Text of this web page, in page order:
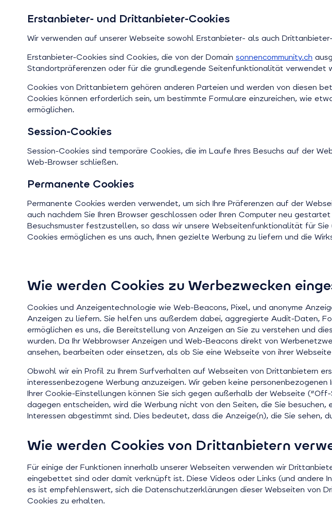
Erstanbieter- und Drittanbieter-Cookies
Wir verwenden auf unserer Webseite sowohl Erstanbieter- als auch
Erstanbieter-Cookies sind Cookies, die von der Domain sonnencommunity.ch
Standortpräferenzen oder für die grundlegende Seitenfunktionalität verwendet
Cookies von Drittanbietern gehören anderen Parteien und werden von diesen
Cookies können erforderlich sein, um bestimmte Formulare einzureichen, wie
ermöglichen.
Session-Cookies
Session-Cookies sind temporäre Cookies, die im Laufe Ihres Besuchs auf der
Web-Browser schließen.
Permanente Cookies
Permanente Cookies werden verwendet, um sich Ihre Präferenzen auf der
auch nachdem Sie Ihren Browser geschlossen oder Ihren Computer neu
Besuchsmuster festzustellen, so dass wir unsere Webseitenfunktionalität für
Cookies ermöglichen es uns auch, Ihnen gezielte Werbung zu liefern und die
Wie werden Cookies zu Werbezwecken
Cookies und Anzeigentechnologie wie Web-Beacons, Pixel, und anonyme
Anzeigen zu liefern. Sie helfen uns außerdem dabei, aggregierte Audit-Daten,
ermöglichen es uns, die Bereitstellung von Anzeigen an Sie zu verstehen und
wurden. Da Ihr Webbrowser Anzeigen und Web-Beacons direkt von
ansehen, bearbeiten oder einsetzen, als ob Sie eine Webseite von ihrer
Obwohl wir ein Profil zu Ihrem Surfverhalten auf Webseiten von Drittanbietern
interessenbezogene Werbung anzuzeigen. Wir geben keine
Ihrer Cookie-Einstellungen können Sie sich gegen außerhalb der Webseite
dagegen entscheiden, wird die Werbung nicht von den Seiten, die Sie
Interessen abgestimmt sind. Dies bedeutet, dass die Anzeige(n), die Sie sehen,
Wie werden Cookies von Drittanbietern
Für einige der Funktionen innerhalb unserer Webseiten verwenden wir
eingebettet sind oder damit verknüpft ist. Diese Videos oder Links (und
es ist empfehlenswert, sich die Datenschutzerklärungen dieser Webseiten von
Cookies zu erhalten.